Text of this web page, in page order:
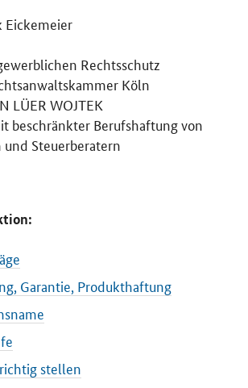
Eickemeier
Rechtsschutz
Köln
LÜER WOJTEK
beschränkter Berufshaftung von
Steuerberatern
Garantie, Produkthaftung
stellen